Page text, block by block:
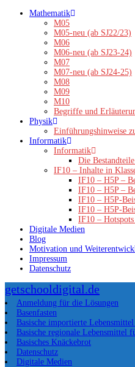
Zum
Mathematik
M05
M05-neu (ab SJ22/23)
M06
M06-neu (ab SJ23-24)
M07
M07-neu (ab SJ24-25)
M08
M09
M10
Begriffe und
Physik
Einführungshinweise
Informatik
Informatik
Die
IF10 – Inhalte in
IF10 – H5P –
IF10 – H5P –
IF10 – H5P-
IF10 – H5P-
IF10 – Hotspots
Digitale Medien
Blog
Motivation und
Impressum
Datenschutz
getschooldigital.de
Anmeldung für die Lösungen
Basenfasten
Basische importierte
Basische regionale Lebensmittel
Basisches Knäckebrot
Datenschutz
Digitale Medien